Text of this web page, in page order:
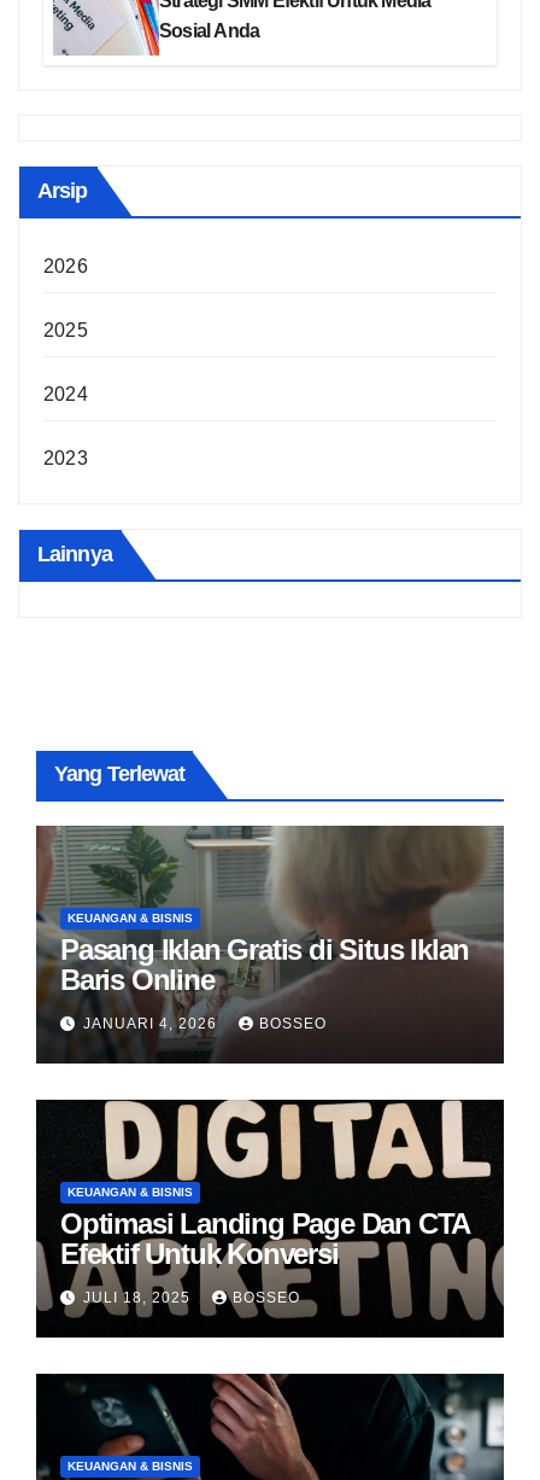
Sosial Anda
Arsip
2026
2025
2024
2023
Lainnya
Yang Terlewat
KEUANGAN & BISNIS
Pasang Iklan Gratis di Situs Iklan
Baris Online
JANUARI 4, 2026 BOSSEO
KEUANGAN & BISNIS
Optimasi Landing Page Dan CTA
Efektif Untuk Konversi
JULI 18, 2025 BOSSEO
KEUANGAN & BISNIS